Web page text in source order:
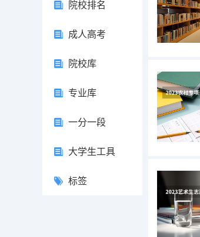
院校排名
成人高考
院校库
专业库
一分一段
大学生工具
标签